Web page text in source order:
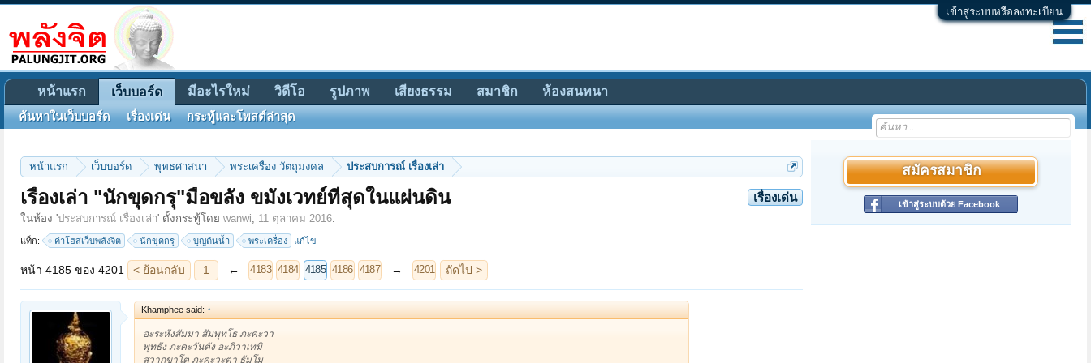
เข้าสู่ระบบหรือลงทะเบียน
หน้าแรก เว็บบอร์ด พุทธศาสนา พระเครื่อง วัตถุมงคล ประสบการณ์ เรื่องเล่า
เรื่องเด่น
เรื่องเล่า "นักขุดกรุ"มือขลัง ขมังเวทย์ที่สุดในแผ่นดิน
ในห้อง 'ประสบการณ์ เรื่องเล่า' ตั้งกระทู้โดย wanwi, 11 ตุลาคม 2016.
แท็ก: ค่าโฮสเว็บพลังจิต นักขุดกรุ บุญต้นน้ำ พระเครื่อง แก้ไข
หน้า 4185 ของ 4201 < ย้อนกลับ 1 ← 4183 4184 4185 4186 4187 → 4201 ถัดไป >
Khamphee said: ↑
อะระหังสัมมา สัมพุทโธ ภะคะวา
พุทธัง ภะคะวันตัง อะภิวาเทมิ
สวากขาโต ภะคะวะตา ธัมโม
สมัครสมาชิก
เข้าสู่ระบบด้วย Facebook
หน้าแรก เว็บบอร์ด
ค้นหาในเว็บบอร์ด เรื่องเด่น กระทู้และโพสต์ล่าสุด
มีอะไรใหม่ วิดีโอ รูปภาพ เสียงธรรม สมาชิก ห้องสนทนา